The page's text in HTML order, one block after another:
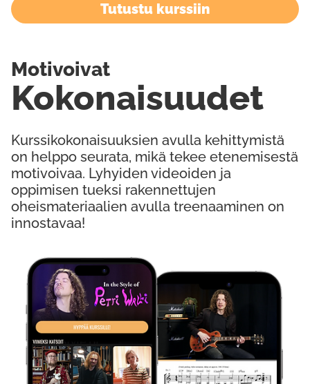
Kokeile Ilmaiseksi
Tutustu kurssiin
Kurssikokonaisuuksien avulla kehittymistä
on helppo seurata, mikä tekee etenemisestä
motivoivaa. Lyhyiden videoiden ja
oppimisen tueksi rakennettujen
oheismateriaalien avulla treenaaminen on
innostavaa!
Kokonaisuudet
Motivoivat